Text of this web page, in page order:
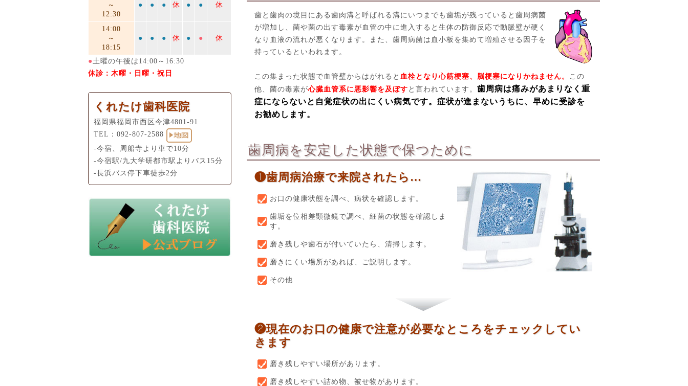
歯と歯肉の境目にある歯肉溝と呼ばれる溝にいつまでも歯垢が残っていると歯周病菌
が増加し、菌や菌の出す毒素が血管の中に進入すると生体の防御反応で動脈壁が硬く
なり血液の流れが悪くなります。また、歯周病菌は血小板を集めて増殖させる因子を
持っているといわれます。
この集まった状態で血管壁からはがれると 血栓となり心筋梗塞、脳梗塞になりかねません。 この
他、菌の毒素が心臓血管系に悪影響を及ぼす と言われています。 歯周病は痛みがあまりなく重
症にならないと自覚症状の出にくい病気です。症状が進まないうちに、早めに受診を
お勧めします。
歯周病を安定した状態で保つために
❶歯周病治療で来院されたら…
お口の健康状態を調べ、病状を確認します。
歯垢を位相差顕微鏡で調べ、細菌の状態を確認しま
す。
磨き残しや歯石が付いていたら、清掃します。
磨きにくい場所があれば、ご説明します。
その他
❷現在のお口の健康で注意が必要なところをチェックしてい
きます
磨き残しやすい場所があります。
磨き残しやすい詰め物、被せ物があります。
～
12:30
● ● ● 休 ● ● 休
14:00
～
18:15
● ● ● 休 ● ● 休
●土曜の午後は14:00～16:30
休診：木曜・日曜・祝日
くれたけ歯科医院
福岡県福岡市西区今津4801-91
TEL： 092-807-2588
-今宿、周船寺より車で10分
-今宿駅/九大学研都市駅よりバス15分
-長浜バス停下車徒歩2分